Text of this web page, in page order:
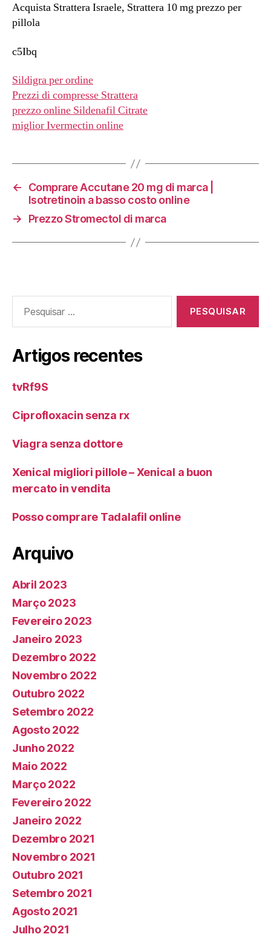
Acquista Strattera Israele, Strattera 10 mg prezzo per
pillola
c5Ibq
Sildigra per ordine
Prezzi di compresse Strattera
prezzo online Sildenafil Citrate
miglior Ivermectin online
←
Comprare Accutane 20 mg di marca |
Isotretinoin a basso costo online
→
Prezzo Stromectol di marca
por:
Artigos recentes
tvRf9S
Ciprofloxacin senza rx
Viagra senza dottore
Xenical migliori pillole – Xenical a buon
mercato in vendita
Posso comprare Tadalafil online
Arquivo
Abril 2023
Março 2023
Fevereiro 2023
Janeiro 2023
Dezembro 2022
Novembro 2022
Outubro 2022
Setembro 2022
Agosto 2022
Junho 2022
Maio 2022
Março 2022
Fevereiro 2022
Janeiro 2022
Dezembro 2021
Novembro 2021
Outubro 2021
Setembro 2021
Agosto 2021
Julho 2021